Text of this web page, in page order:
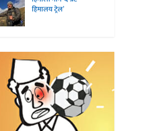
हिमालय ट्रेल’